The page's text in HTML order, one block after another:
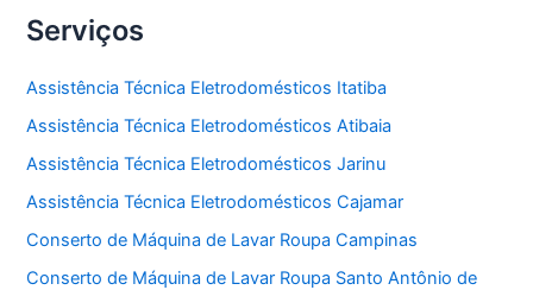
Serviços
Assistência Técnica Eletrodomésticos Itatiba
Assistência Técnica Eletrodomésticos Atibaia
Assistência Técnica Eletrodomésticos Jarinu
Assistência Técnica Eletrodomésticos Cajamar
Conserto de Máquina de Lavar Roupa Campinas
Conserto de Máquina de Lavar Roupa Santo Antônio de